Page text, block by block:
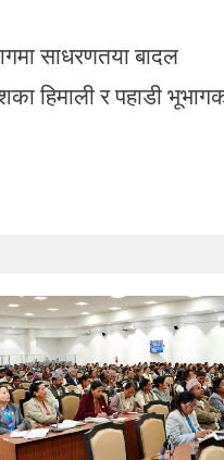
साधरणतया बादल
हिमाली र पहाडी